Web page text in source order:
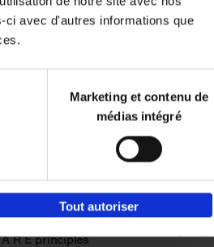
ci avec d'autres informations que
Marketing et contenu de
médias intégré
Tout autoriser
-
Ajouter au
R E principles €34,99